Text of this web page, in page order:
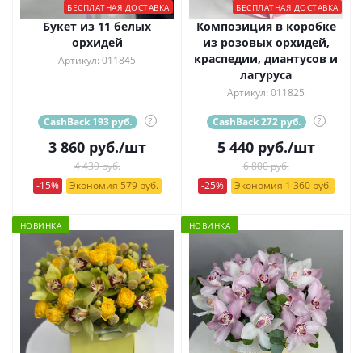
БЕСПЛАТНАЯ ДОСТАВКА
Букет из 11 белых
орхидей
Артикул: 011845
CashBack 193 руб. ?
3 860руб./шт
4 439 руб.
-15%
Экономия 579 руб.
БЕСПЛАТНАЯ ДОСТАВКА
Композиция в коробке
из розовых орхидей,
краспедии, диантусов и
лагуруса
Артикул: 011825
CashBack 272 руб. ?
5 440руб./шт
6 800 руб.
-25%
Экономия 1 360 руб.
НОВИНКА НОВИНКА